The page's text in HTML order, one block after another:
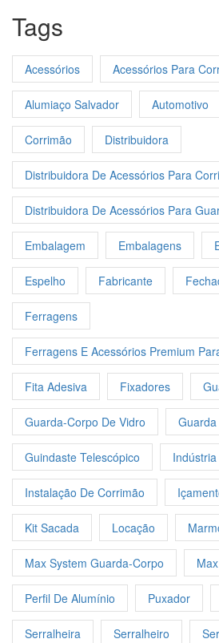
Tags
Acessórios Acessórios Para
Alumiaço Salvador Automotivo
Corrimão Distribuidora
Distribuidora De Acessórios Para
Distribuidora De Acessórios Para
Embalagem Embalagens
Espelho Fabricante
Ferragens
Ferragens E Acessórios Premium
Fita Adesiva Fixadores
Guarda-Corpo De Vidro
Guindaste Telescópico Indústria
Instalação De Corrimão
Kit Sacada Locação
Max System Guarda-Corpo
Perfil De Alumínio Puxador
Serralheira Serralheiro